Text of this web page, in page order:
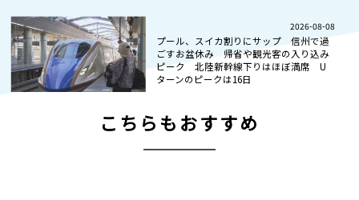
2026-08-08
プール、スイカ割りにサップ 信州で過
ごすお盆休み 帰省や観光客の入り込み
ピーク 北陸新幹線下りはほぼ満席 U
ターンのピークは16日
こちらもおすすめ